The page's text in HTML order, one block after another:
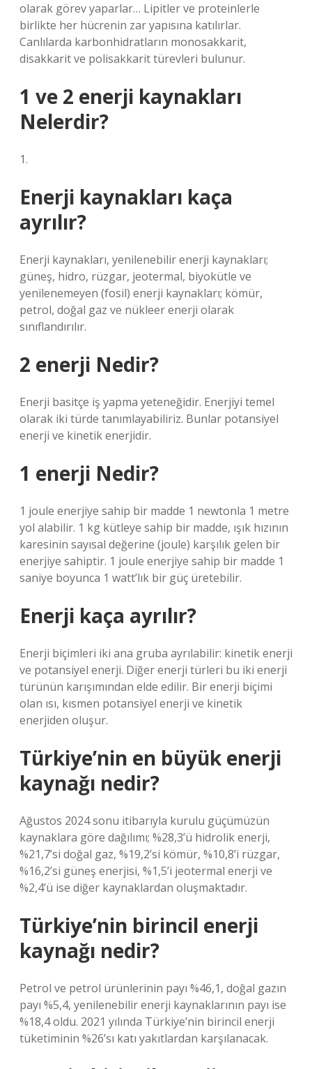
olarak görev yaparlar… Lipitler ve proteinlerle
birlikte her hücrenin zar yapısına katılırlar.
Canlılarda karbonhidratların monosakkarit,
disakkarit ve polisakkarit türevleri bulunur.
1 ve 2 enerji kaynakları
Nelerdir?
1.
Enerji kaynakları kaça
ayrılır?
Enerji kaynakları, yenilenebilir enerji kaynakları;
güneş, hidro, rüzgar, jeotermal, biyokütle ve
yenilenemeyen (fosil) enerji kaynakları; kömür,
petrol, doğal gaz ve nükleer enerji olarak
sınıflandırılır.
2 enerji Nedir?
Enerji basitçe iş yapma yeteneğidir. Enerjiyi temel
olarak iki türde tanımlayabiliriz. Bunlar potansiyel
enerji ve kinetik enerjidir.
1 enerji Nedir?
1 joule enerjiye sahip bir madde 1 newtonla 1 metre
yol alabilir. 1 kg kütleye sahip bir madde, ışık hızının
karesinin sayısal değerine (joule) karşılık gelen bir
enerjiye sahiptir. 1 joule enerjiye sahip bir madde 1
saniye boyunca 1 watt’lık bir güç üretebilir.
Enerji kaça ayrılır?
Enerji biçimleri iki ana gruba ayrılabilir: kinetik enerji
ve potansiyel enerji. Diğer enerji türleri bu iki enerji
türünün karışımından elde edilir. Bir enerji biçimi
olan ısı, kısmen potansiyel enerji ve kinetik
enerjiden oluşur.
Türkiye’nin en büyük enerji
kaynağı nedir?
Ağustos 2024 sonu itibarıyla kurulu güçümüzün
kaynaklara göre dağılımı; %28,3’ü hidrolik enerji,
%21,7’si doğal gaz, %19,2’si kömür, %10,8’i rüzgar,
%16,2’si güneş enerjisi, %1,5’i jeotermal enerji ve
%2,4’ü ise diğer kaynaklardan oluşmaktadır.
Türkiye’nin birincil enerji
kaynağı nedir?
Petrol ve petrol ürünlerinin payı %46,1, doğal gazın
payı %5,4, yenilenebilir enerji kaynaklarının payı ise
%18,4 oldu. 2021 yılında Türkiye’nin birincil enerji
tüketiminin %26’sı katı yakıtlardan karşılanacak.